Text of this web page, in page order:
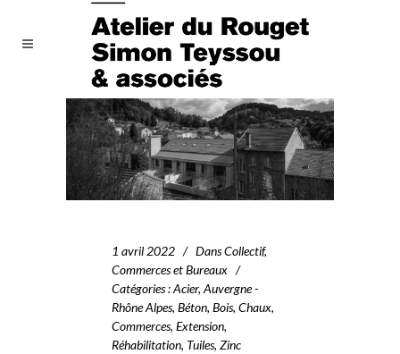
1 avril 2022 DansCollectif,
Commerces et Bureaux
Catégories:Acier, Auvergne -
Rhône Alpes, Béton, Bois, Chaux,
Commerces, Extension,
Réhabilitation, Tuiles, Zinc